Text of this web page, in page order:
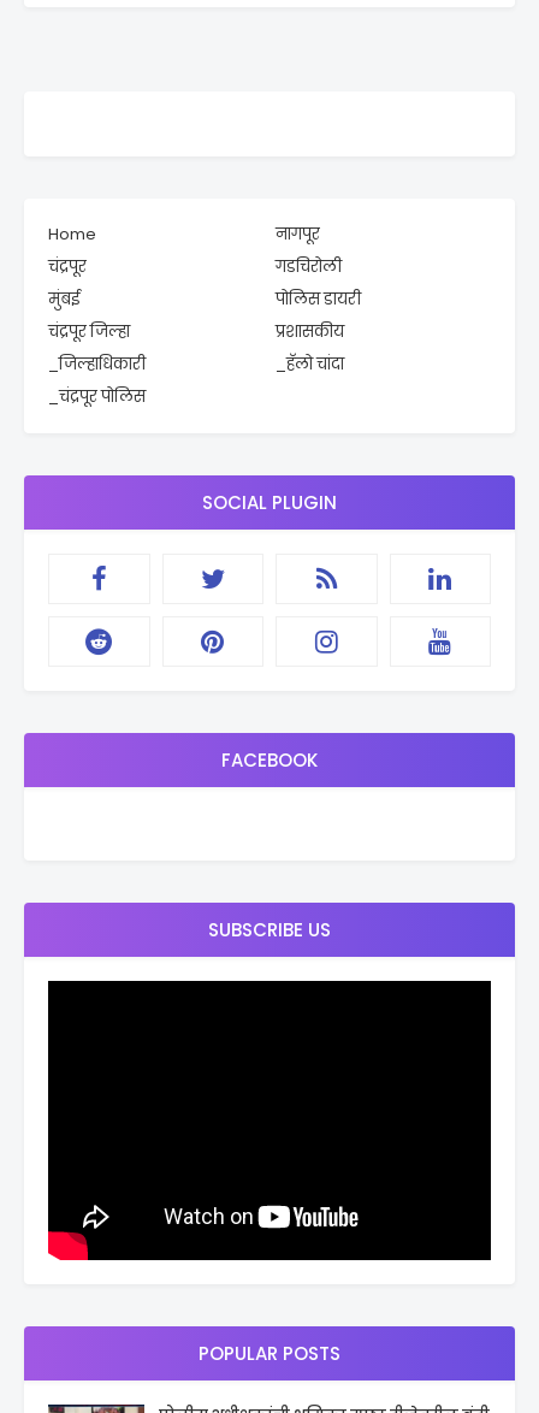
Home
नागपूर
चंद्रपूर
गडचिरोली
मुंबई
पोलिस डायरी
चंद्रपूर जिल्हा
प्रशासकीय
_जिल्हाधिकारी
_हॅलो चांदा
_चंद्रपूर पोलिस
SOCIAL PLUGIN
FACEBOOK
SUBSCRIBE US
POPULAR POSTS